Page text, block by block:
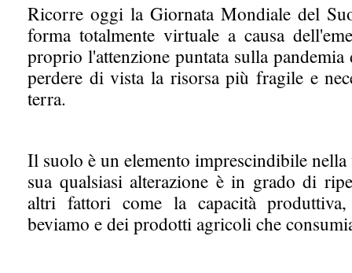
Ricorre oggi la Giornata Mondiale del
forma totalmente virtuale a causa
proprio l'attenzione puntata sulla
perdere di vista la risorsa più fragile e
terra.
Il suolo è un elemento imprescindibile
sua qualsiasi alterazione è in grado di
altri fattori come la capacità
beviamo e dei prodotti agricoli che